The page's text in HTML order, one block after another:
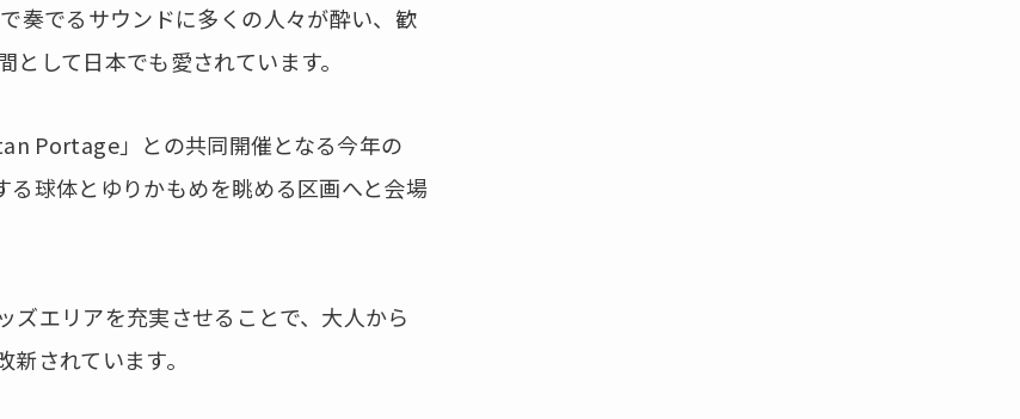
奏でるサウンドに多くの人々が酔い、歓
して日本でも愛されています。
Portage」との共同開催となる今年の
球体とゆりかもめを眺める区画へと会場
ズエリアを充実させることで、大人から
されています。